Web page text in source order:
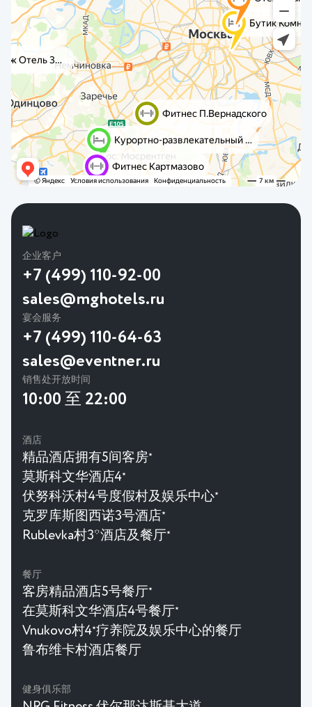
企业客户
+7 (499) 110-92-00
sales@mghotels.ru
宴会服务
+7 (499) 110-64-63
sales@eventner.ru
销售处开放时间
10:00 至 22:00
酒店
精品酒店拥有5间客房★
莫斯科文华酒店4★
伏努科沃村4号度假村及娱乐中心★
克罗库斯图西诺3号酒店 ★
Rublevka村3*酒店及餐厅★
餐厅
客房精品酒店5号餐厅★
在莫斯科文华酒店4号餐厅★
Vnukovo村4★疗养院及娱乐中心的餐厅
鲁布维卡村酒店餐厅
健身俱乐部